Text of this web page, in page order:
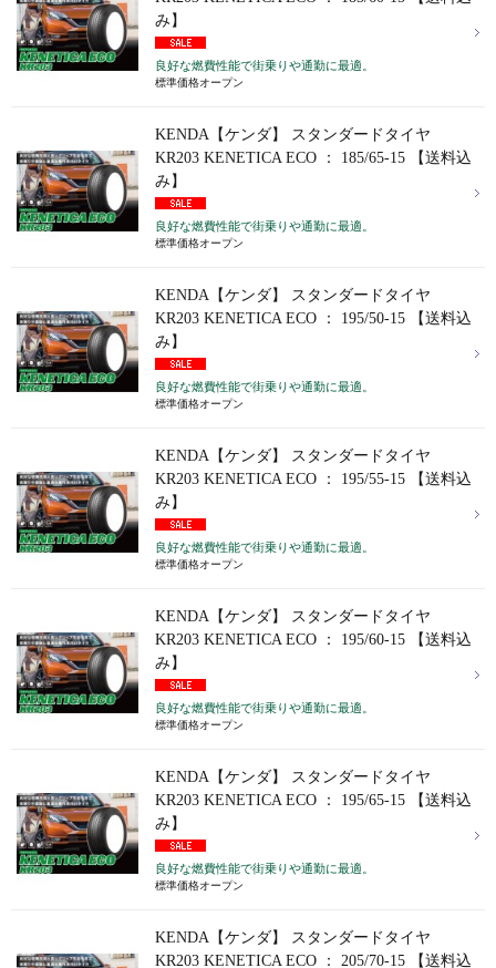
み】
良好な燃費性能で街乗りや通勤に最適。
標準価格オープン
KENDA【ケンダ】 スタンダードタイヤ
KR203 KENETICA ECO ： 185/65-15 【送料込
み】
良好な燃費性能で街乗りや通勤に最適。
標準価格オープン
KENDA【ケンダ】 スタンダードタイヤ
KR203 KENETICA ECO ： 195/50-15 【送料込
み】
良好な燃費性能で街乗りや通勤に最適。
標準価格オープン
KENDA【ケンダ】 スタンダードタイヤ
KR203 KENETICA ECO ： 195/55-15 【送料込
み】
良好な燃費性能で街乗りや通勤に最適。
標準価格オープン
KENDA【ケンダ】 スタンダードタイヤ
KR203 KENETICA ECO ： 195/60-15 【送料込
み】
良好な燃費性能で街乗りや通勤に最適。
標準価格オープン
KENDA【ケンダ】 スタンダードタイヤ
KR203 KENETICA ECO ： 195/65-15 【送料込
み】
良好な燃費性能で街乗りや通勤に最適。
標準価格オープン
KENDA【ケンダ】 スタンダードタイヤ
KR203 KENETICA ECO ： 205/70-15 【送料込